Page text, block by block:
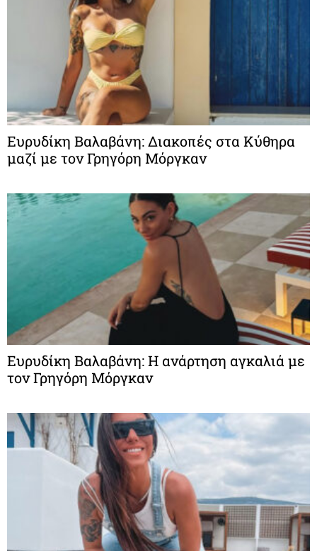
Ευρυδίκη Βαλαβάνη: Διακοπές στα Κύθηρα
μαζί με τον Γρηγόρη Μόργκαν
Ευρυδίκη Βαλαβάνη: Η ανάρτηση αγκαλιά με
τον Γρηγόρη Μόργκαν